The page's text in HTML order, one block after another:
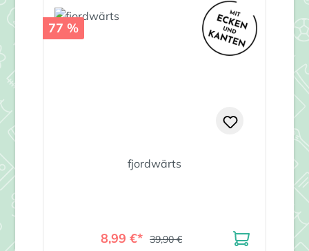
77 %
fjordwärts
8,99 €* 39,90 €